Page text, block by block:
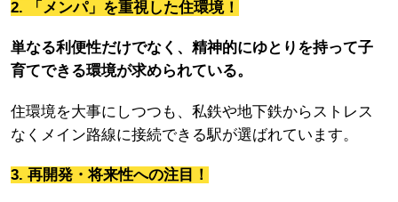
2. 「メンパ」を重視した住環境！
単なる利便性だけでなく、精神的にゆとりを持って子
育てできる環境が求められている。
住環境を大事にしつつも、私鉄や地下鉄からストレス
なくメイン路線に接続できる駅が選ばれています。
3. 再開発・将来性への注目！